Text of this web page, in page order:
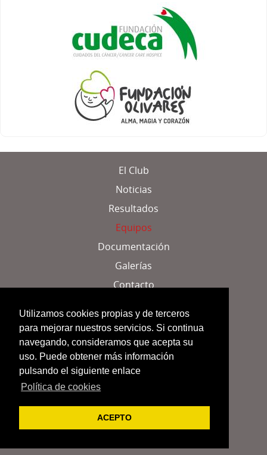
Utilizamos cookies propias y de terceros
para mejorar nuestros servicios. Si continua
navegando, consideramos que acepta su
uso. Puede obtener más información
pulsando el siguiente enlace
Política de cookies
ACEPTO
El Club
Noticias
Resultados
Equipos
Documentación
Galerías
Contacto
Aviso legal
Política de cookies